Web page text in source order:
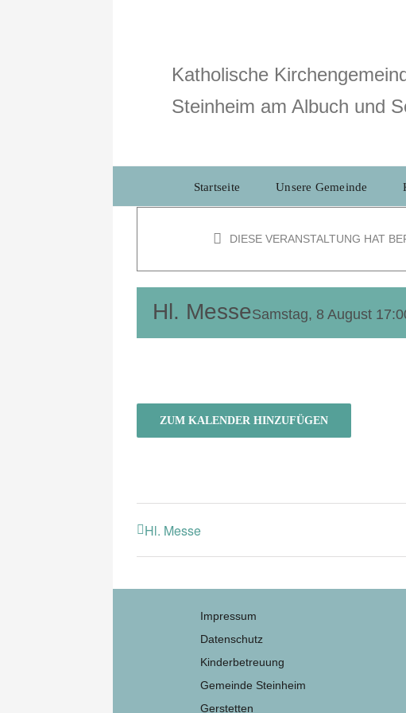
Katholische
Steinheim am Albuch und
Startseite Unsere Gemeinde
DIESE VERANSTALTUNG HAT
Hl. MesseSamstag, 8 August
ZUM KALENDER HINZUFÜGEN
Hl. Messe
Impressum
Datenschutz
Kinderbetreuung
Gemeinde Steinheim
Gerstetten